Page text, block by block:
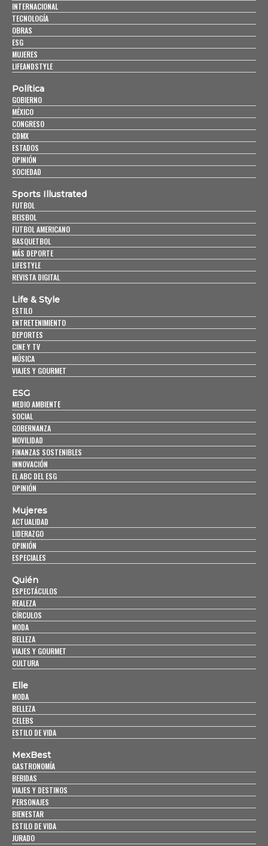
INTERNACIONAL
TECNOLOGÍA
OBRAS
ESG
MUJERES
LIFEANDSTYLE
Política
GOBIERNO
MÉXICO
CONGRESO
CDMX
ESTADOS
OPINIÓN
SOCIEDAD
Sports Illustrated
FUTBOL
BEISBOL
FUTBOL AMERICANO
BASQUETBOL
MÁS DEPORTE
LIFESTYLE
REVISTA DIGITAL
Life & Style
ESTILO
ENTRETENIMIENTO
DEPORTES
CINE Y TV
MÚSICA
VIAJES Y GOURMET
ESG
MEDIO AMBIENTE
SOCIAL
GOBERNANZA
MOVILIDAD
FINANZAS SOSTENIBLES
INNOVACIÓN
EL ABC DEL ESG
OPINIÓN
Mujeres
ACTUALIDAD
LIDERAZGO
OPINIÓN
ESPECIALES
Quién
ESPECTÁCULOS
REALEZA
CÍRCULOS
MODA
BELLEZA
VIAJES Y GOURMET
CULTURA
Elle
MODA
BELLEZA
CELEBS
ESTILO DE VIDA
MexBest
GASTRONOMÍA
BEBIDAS
VIAJES Y DESTINOS
PERSONAJES
BIENESTAR
ESTILO DE VIDA
JURADO